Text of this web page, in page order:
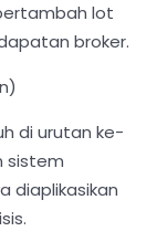
lot
broker.
di urutan ke-
sistem
diaplikasikan